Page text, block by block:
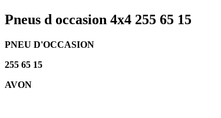
Pneus d occasion 4x4 255 65 15
PNEU D'OCCASION
255 65 15
AVON